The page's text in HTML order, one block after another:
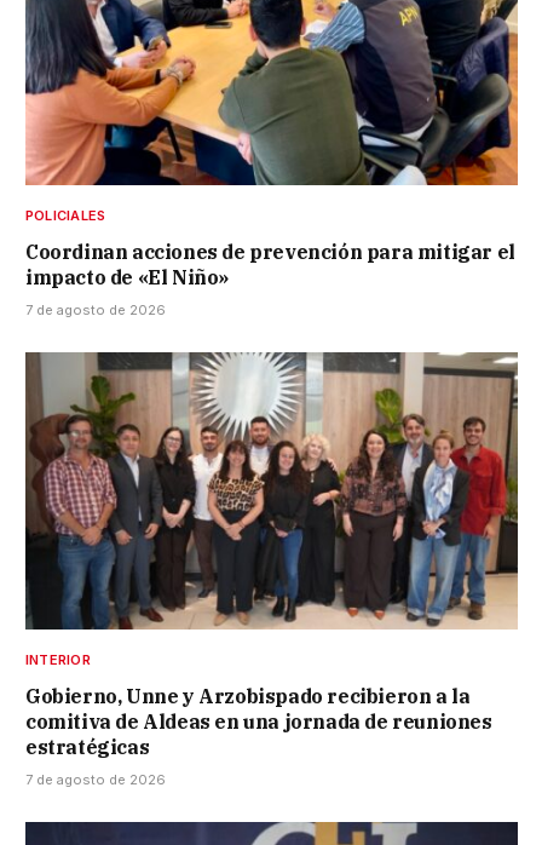
POLICIALES
Coordinan acciones de prevención para mitigar el
impacto de «El Niño»
7 de agosto de 2026
INTERIOR
Gobierno, Unne y Arzobispado recibieron a la
comitiva de Aldeas en una jornada de reuniones
estratégicas
7 de agosto de 2026